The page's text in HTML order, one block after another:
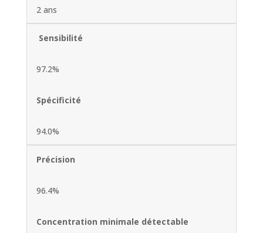
2 ans
Sensibilité
97.2%
Spécificité
94.0%
Précision
96.4%
Concentration minimale détectable